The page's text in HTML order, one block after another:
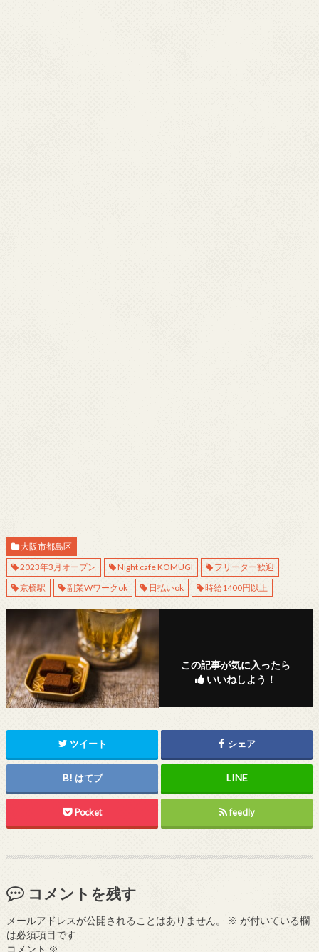
大阪市都島区
2023年3月オープン
Night cafe KOMUGI
フリーター歓迎
京橋駅
副業Wワークok 日払いok 時給1400円以上
この記事が気に入ったら
いいねしよう！
ツイート シェア
はてブ
Pocket feedly
コメントを残す
メールアドレスが公開されることはありません。 ※ が付いている欄
は必須項目です
コメント ※